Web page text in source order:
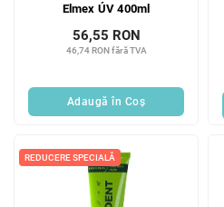
Elmex ÚV 400ml
46,74 RON fără TVA
56,55 RON
Adaugă în Coş
REDUCERE SPECIALĂ